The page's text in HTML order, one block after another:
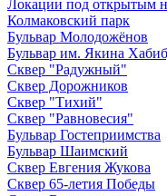
Локации под открытым
Колмаковский парк
Бульвар Молодожёнов
Бульвар им. Якина
Сквер "Радужный"
Сквер Дорожников
Сквер "Тихий"
Cквер "Равновесия"
Бульвар Гостеприимства
Бульвар Шаимский
Сквер Евгения Жукова
Сквер 65-летия Победы